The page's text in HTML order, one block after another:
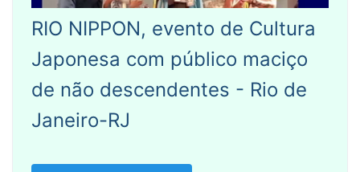
RIO NIPPON, evento de Cultura
Japonesa com público maciço
de não descendentes - Rio de
Janeiro-RJ